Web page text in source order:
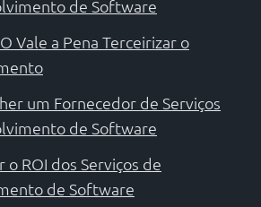
de Software
Vale a Pena Terceirizar o
um Fornecedor de Serviços
de Software
o ROI dos Serviços de
de Software